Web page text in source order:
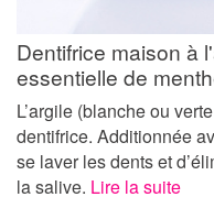
Dentifrice maison à
essentielle de
L’argile (blanche ou
dentifrice. Additionnée
se laver les dents et
la salive. Lire la suite